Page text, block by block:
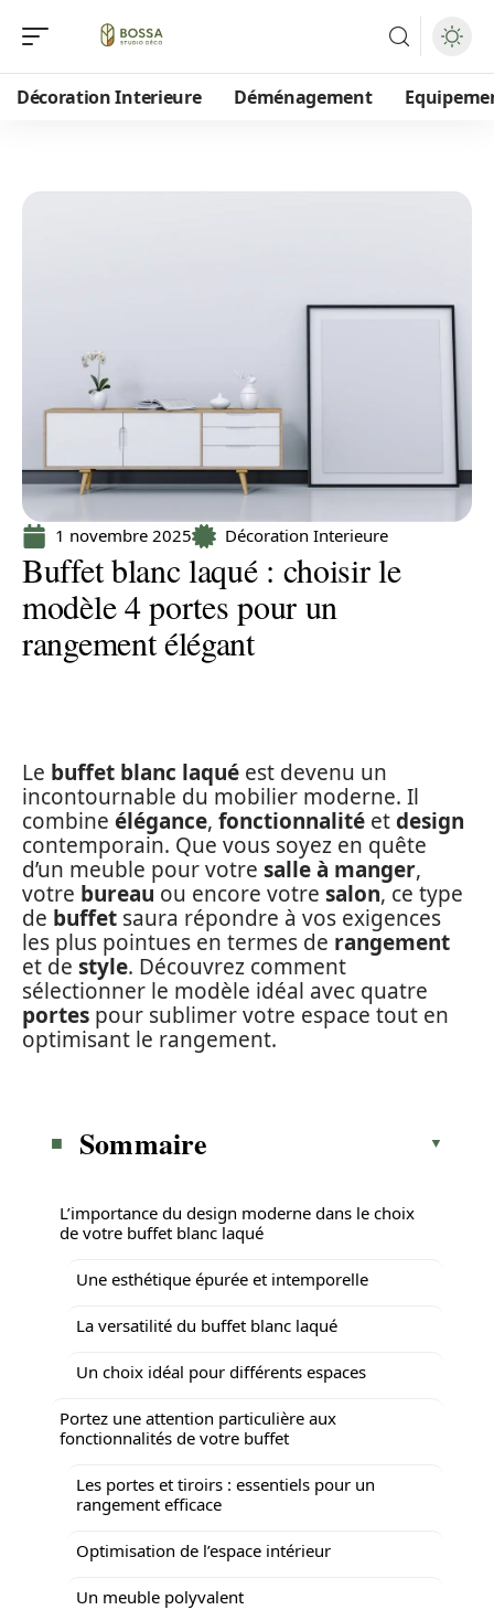
Décoration Interieure Déménagement
1 novembre 2025 Décoration Interieure
Buffet blanc laqué : choisir le
modèle 4 portes pour un
rangement élégant
Le buffet blanc laqué est devenu un
incontournable du mobilier moderne. Il
combine élégance, fonctionnalité etdesign
contemporain. Que vous soyez en quête
d’un meuble pour votre salle à manger,
votre bureau ou encore votre salon, ce type
de buffet saura répondre à vos exigences
les plus pointues en termes de rangement
et de style. Découvrez comment
sélectionner le modèle idéal avec quatre
portes pour sublimer votre espace tout en
optimisant le rangement.
Sommaire
L’importance du design moderne dans le choix
de votre buffet blanc laqué
Une esthétique épurée et intemporelle
La versatilité du buffet blanc laqué
Un choix idéal pour différents espaces
Portez une attention particulière aux
fonctionnalités de votre buffet
Les portes et tiroirs : essentiels pour un
rangement efficace
Optimisation de l’espace intérieur
Un meuble polyvalent